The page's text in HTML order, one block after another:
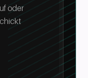
oder